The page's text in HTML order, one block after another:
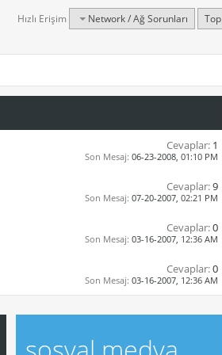
Hızlı Erişim Network / Ağ Sorunları Top
Cevaplar: 1
Son Mesaj: 06-23-2008, 01:10 PM
Cevaplar:9
Son Mesaj: 07-20-2007, 02:21 PM
Cevaplar:0
Son Mesaj: 03-16-2007, 12:36 AM
Cevaplar:0
Son Mesaj: 03-16-2007, 12:36 AM